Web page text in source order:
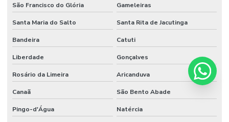
São Francisco do Glória Gameleiras
Santa Maria do Salto Santa Rita de Jacutinga
Bandeira Catuti
Liberdade Gonçalves
Rosário da Limeira Aricanduva
Canaã São Bento Abade
Pingo-d'Água Natércia